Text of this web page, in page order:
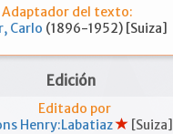
Adaptador del texto:
Carlo (1896-1952) [Suiza]
Edición
Editado por
Henry:Labatiaz
[Suiza]